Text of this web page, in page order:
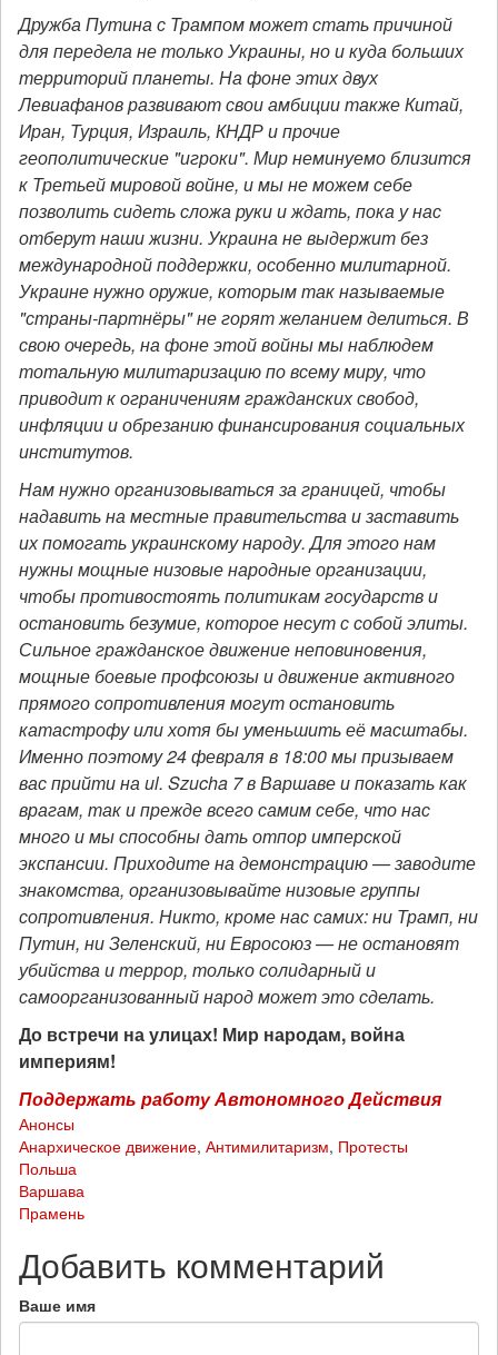
Дружба Путина с Трампом может стать причиной
для передела не только Украины, но и куда больших
территорий планеты. На фоне этих двух
Левиафанов развивают свои амбиции также Китай,
Иран, Турция, Израиль, КНДР и прочие
геополитические "игроки". Мир неминуемо близится
к Третьей мировой войне, и мы не можем себе
позволить сидеть сложа руки и ждать, пока у нас
отберут наши жизни. Украина не выдержит без
международной поддержки, особенно милитарной.
Украине нужно оружие, которым так называемые
"страны-партнёры" не горят желанием делиться. В
свою очередь, на фоне этой войны мы наблюдем
тотальную милитаризацию по всему миру, что
приводит к ограничениям гражданских свобод,
инфляции и обрезанию финансирования социальных
институтов.
Нам нужно организовываться за границей, чтобы
надавить на местные правительства и заставить
их помогать украинскому народу. Для этого нам
нужны мощные низовые народные организации,
чтобы противостоять политикам государств и
остановить безумие, которое несут с собой элиты.
Сильное гражданское движение неповиновения,
мощные боевые профсоюзы и движение активного
прямого сопротивления могут остановить
катастрофу или хотя бы уменьшить её масштабы.
Именно поэтому 24 февраля в 18:00мы призываем
вас прийти на ul. Szucha 7 в Варшаве и показать как
врагам, так и прежде всего самим себе, что нас
много и мы способны дать отпор имперской
экспансии. Приходите на демонстрацию — заводите
знакомства, организовывайте низовые группы
сопротивления. Никто, кроме нас самих: ни Трамп, ни
Путин, ни Зеленский, ни Евросоюз — не остановят
убийства и террор, только солидарный и
самоорганизованный народ может это сделать.
До встречи на улицах! Мир народам, война
империям!
Поддержать работу Автономного Действия
Анонсы
Анархическое движение, Антимилитаризм, Протесты
Польша
Варшава
Прамень
Добавить комментарий
Ваше имя